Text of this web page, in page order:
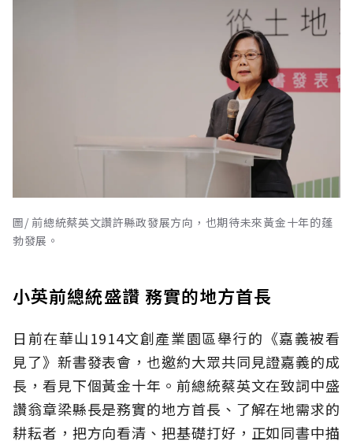
圖/ 前總統蔡英文讚許縣政發展方向，也期待未來黃金十年的蓬
勃發展。
小英前總統盛讚 務實的地方首長
日前在華山1914文創產業園區舉行的《嘉義被看
見了》新書發表會，也邀約大眾共同見證嘉義的成
長，看見下個黃金十年。前總統蔡英文在致詞中盛
讚翁章梁縣長是務實的地方首長、了解在地需求的
耕耘者，把方向看清、把基礎打好，正如同書中描